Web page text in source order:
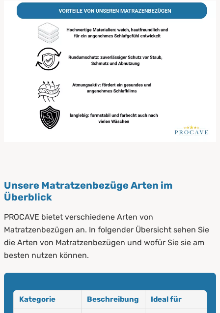
Unsere Matratzenbezüge Arten im
Überblick
PROCAVE bietet verschiedene Arten von
Matratzenbezügen an. In folgender Übersicht sehen Sie
die Arten von Matratzenbezügen und wofür Sie sie am
besten nutzen können.
Kategorie Beschreibung Ideal für